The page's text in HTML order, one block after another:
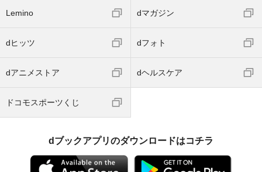
Lemino dマガジン
dヒッツ dフォト
dアニメストア dヘルスケア
ドコモスポーツくじ
dブックアプリのダウンロードはコチラ